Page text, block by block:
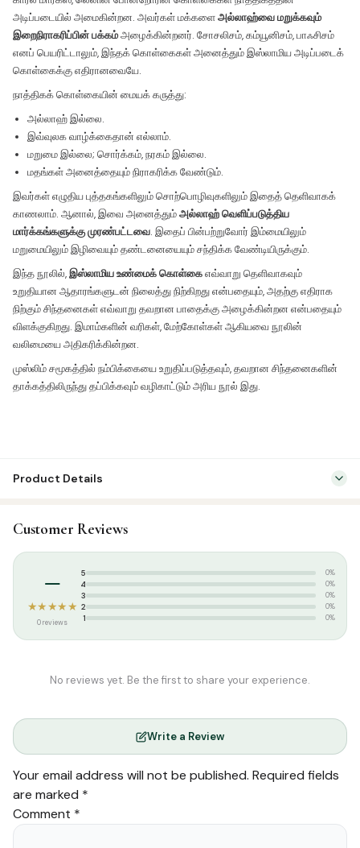
அடிப்படையில் அமைகின்றன. அவர்கள் மக்களைஅல்லாஹ்வை மறுக்கவும்
இறைநிராகரிப்பின் பக்கம்அழைக்கின்றனர். சோசலிசம், கம்யூனிசம், பாஃசிசம்
எனப் பெயரிட்டாலும், இந்தக் கொள்கைகள் அனைத்தும் இஸ்லாமிய அடிப்படைக்
கொள்கைக்கு எதிரானவையே.
நாத்திகக் கொள்கையின் மையக் கருத்து:
அல்லாஹ் இல்லை.
இவ்வுலக வாழ்க்கைதான் எல்லாம்.
மறுமை இல்லை; சொர்க்கம், நரகம் இல்லை.
மதங்கள் அனைத்தையும் நிராகரிக்க வேண்டும்.
இவர்கள் எழுதிய புத்தகங்களிலும் சொற்பொழிவுகளிலும் இதைத் தெளிவாகக்
காணலாம். ஆனால், இவை அனைத்தும்அல்லாஹ் வெளிப்படுத்திய
மார்க்கங்களுக்கு முரண்பட்டவை. இதைப் பின்பற்றுவோர் இம்மையிலும்
மறுமையிலும் இழிவையும் தண்டனையையும் சந்திக்க வேண்டியிருக்கும்.
இந்த நூலில்,இஸ்லாமிய உண்மைக் கொள்கைஎவ்வாறு தெளிவாகவும்
உறுதியான ஆதாரங்களுடன் நிலைத்து நிற்கிறது என்பதையும், அதற்கு எதிராக
நிற்கும் சிந்தனைகள் எவ்வாறு தவறான பாதைக்கு அழைக்கின்றன என்பதையும்
விளக்குகிறது. இமாம்களின் வரிகள், மேற்கோள்கள் ஆகியவை நூலின்
வலிமையை அதிகரிக்கின்றன.
முஸ்லிம் சமூகத்தில் நம்பிக்கையை உறுதிப்படுத்தவும், தவறான சிந்தனைகளின்
தாக்கத்திலிருந்து தப்பிக்கவும் வழிகாட்டும் அரிய நூல் இது.
Product Details
Categories: Tamil Islamic Books
Tags:
Customer Reviews
–
★★★★★
0 reviews
5 0%
4 0%
3 0%
2 0%
1 0%
No reviews yet. Be the first to share your experience.
Write a Review
Your email address will not be published. Required fields
are marked *
Comment *